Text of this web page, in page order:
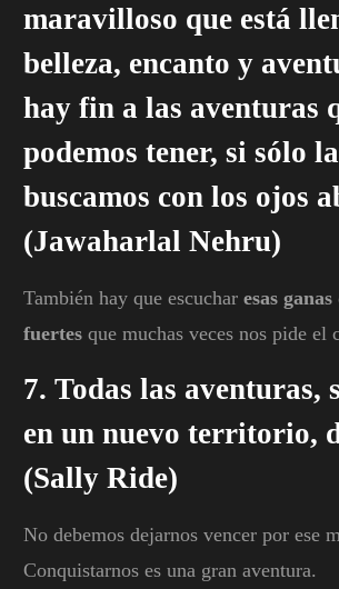
maravilloso que está
belleza, encanto y
hay fin a las aventuras
podemos tener, si sólo
buscamos con los ojos
(Jawaharlal Nehru)
También hay que escuchar esas
fuertes que muchas veces nos pide el
7. Todas las aventuras,
en un nuevo territorio,
(Sally Ride)
No debemos dejarnos vencer por ese
Conquistarnos es una gran aventura.